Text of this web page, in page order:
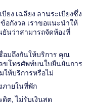
ยง เฉลียง ลานระเบียงซึ่ง
อกังวล เราขอแนะนำให้
ยันว่าสามารถจัดห้องที่
อมถึงกันให้บริการ คุณ
ขโทรศัพท์บนใบยืนยันการ
ให้บริการหรือไม่
ภายในที่พัก
ต, ไม่รับเงินสด